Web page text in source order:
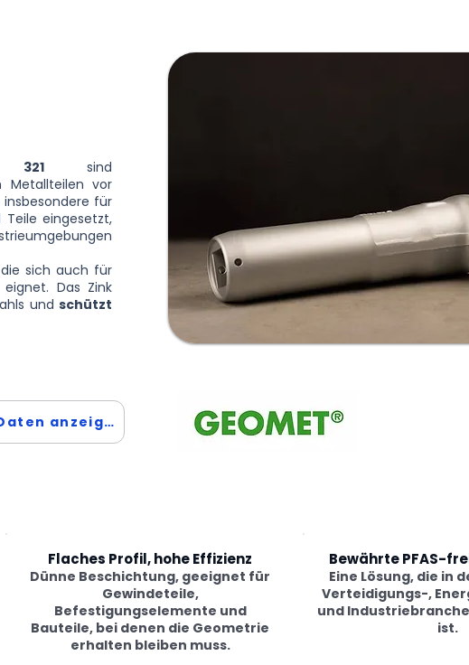
321 sind
Metallteilen vor
insbesondere für
eingesetzt,
sich auch für
Das Zink
und schützt
Technische Daten anzeigen
Flaches Profil, hohe Effizienz
Dünne Beschichtung, geeignet für
Gewindeteile,
Befestigungselemente und
Bauteile, bei denen die Geometrie
erhalten bleiben muss.
Bewährte PFAS-
Eine Lösung, die in
Verteidigungs-,
und
ist.